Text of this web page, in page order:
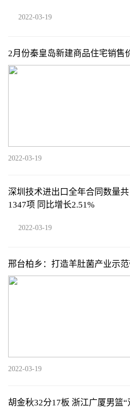
2022-03-19
2月份秦皇岛新建商品住宅销售
下降4%
2022-03-19
深圳技术进出口全年合同数量共
1347项 同比增长2.51%
2022-03-19
邢台柏乡：打造羊肚菌产业示
展
2022-03-19
胡金秋32分17板 浙江广厦男篮“